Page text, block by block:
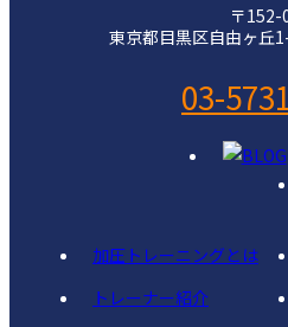
〒152-
東京都目黒区自由ヶ丘
03-
加圧トレーニングとは
トレーナー紹介